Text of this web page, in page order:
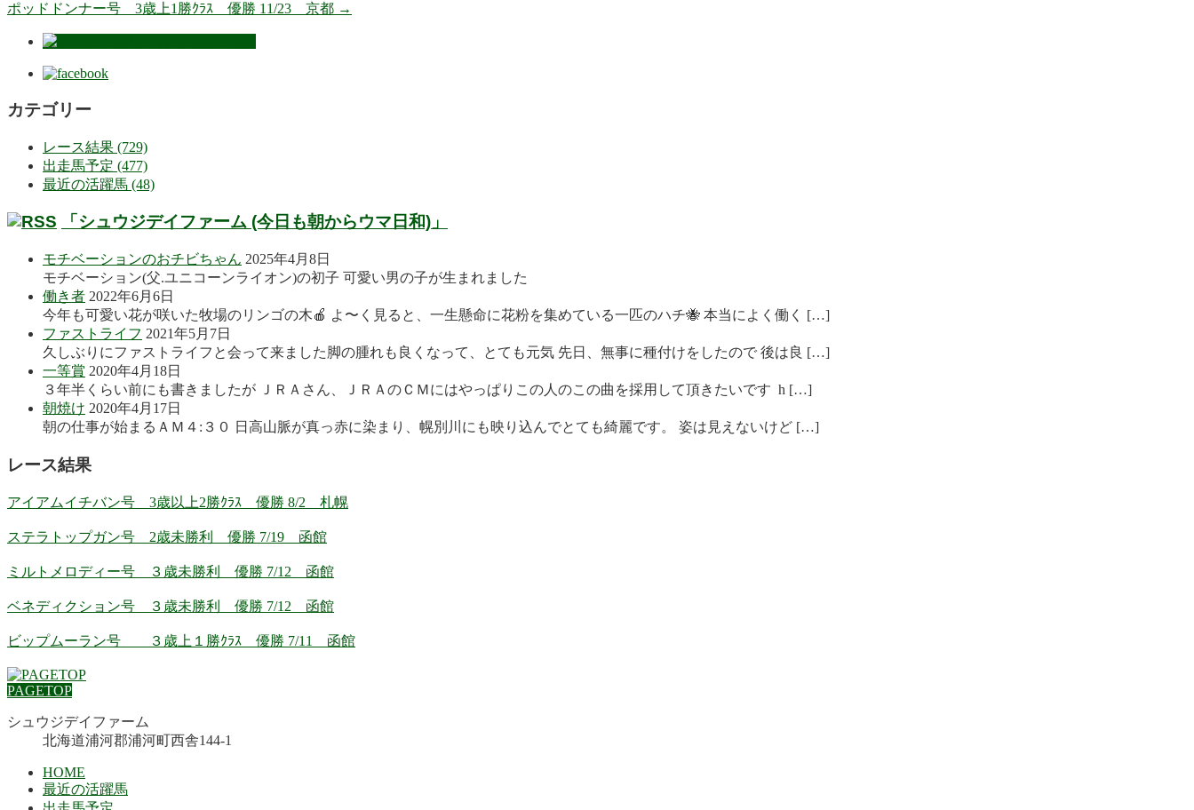
ポッドドンナー号 3歳上1勝ｸﾗｽ 優勝 11/23 京都 →
カテゴリー
レース結果 (729)
出走馬予定 (477)
最近の活躍馬 (48)
「シュウジデイファーム (今日も朝からウマ日和)」
モチベーションのおチビちゃん 2025年4月8日
モチベーション(父.ユニコーンライオン)の初子 可愛い男の子が生まれました
働き者 2022年6月6日
今年も可愛い花が咲いた牧場のリンゴの木🍎 よ〜く見ると、一生懸命に花粉を集めている一匹のハチ🐝 本当によく働く […]
ファストライフ 2021年5月7日
久しぶりにファストライフと会って来ました脚の腫れも良くなって、とても元気 先日、無事に種付けをしたので 後は良 […]
一等賞 2020年4月18日
３年半くらい前にも書きましたが ＪＲＡさん、ＪＲＡのＣＭにはやっぱりこの人のこの曲を採用して頂きたいです h […]
朝焼け 2020年4月17日
朝の仕事が始まるＡＭ４:３０ 日高山脈が真っ赤に染まり、幌別川にも映り込んでとても綺麗です。 姿は見えないけど […]
レース結果
アイアムイチバン号 3歳以上2勝ｸﾗｽ 優勝 8/2 札幌
ステラトップガン号 2歳未勝利 優勝 7/19 函館
ミルトメロディー号 ３歳未勝利 優勝 7/12 函館
ベネディクション号 ３歳未勝利 優勝 7/12 函館
ビップムーラン号 ３歳上１勝ｸﾗｽ 優勝 7/11 函館
PAGETOP
シュウジデイファーム
北海道浦河郡浦河町西舎144-1
HOME
最近の活躍馬